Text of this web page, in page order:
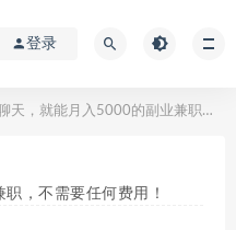
登录
，就能月入5000的副业兼职，不需要任何费用！
，不需要任何费用！